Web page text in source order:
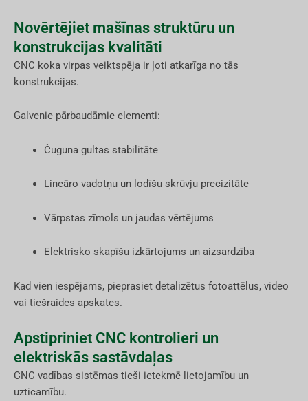
Novērtējiet mašīnas struktūru un
konstrukcijas kvalitāti
CNC koka virpas veiktspēja ir ļoti atkarīga no tās
konstrukcijas.
Galvenie pārbaudāmie elementi:
Čuguna gultas stabilitāte
Lineāro vadotņu un lodīšu skrūvju precizitāte
Vārpstas zīmols un jaudas vērtējums
Elektrisko skapīšu izkārtojums un aizsardzība
Kad vien iespējams, pieprasiet detalizētus fotoattēlus, video
vai tiešraides apskates.
Apstipriniet CNC kontrolieri un
elektriskās sastāvdaļas
CNC vadības sistēmas tieši ietekmē lietojamību un
uzticamību.